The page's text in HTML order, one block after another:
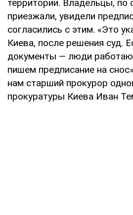
территории. Владельцы, по
приезжали, увидели
согласились с этим. «Это
Киева, после решения суд.
документы — люди
пишем предписание на
нам старший прокурор
прокуратуры Киева Иван